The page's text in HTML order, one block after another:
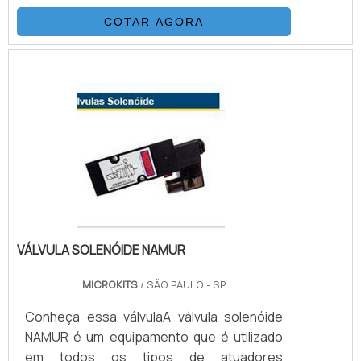
COTAR AGORA
VÁLVULA SOLENÓIDE NAMUR
MICROKITS/ SÃO PAULO - SP
Conheça essa válvulaA válvula solenóide
NAMUR é um equipamento que é utilizado
em todos os tipos de atuadores